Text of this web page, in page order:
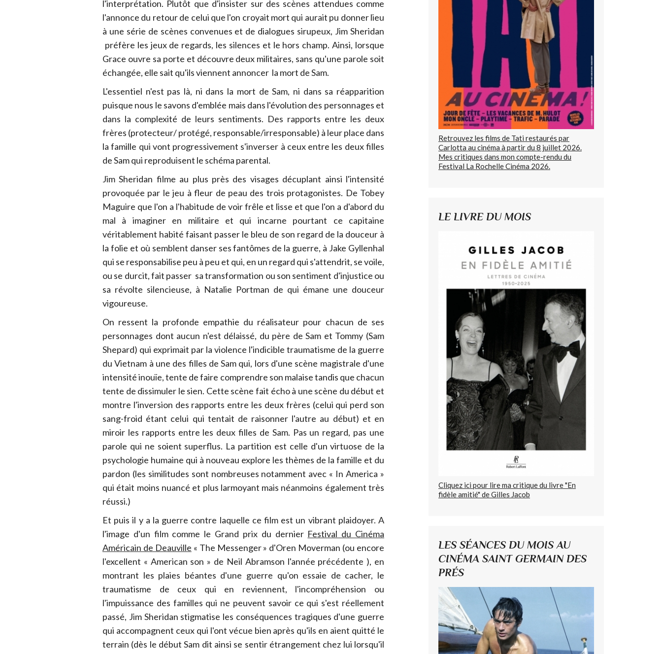
l'interprétation. Plutôt que d'insister sur des scènes attendues comme
l'annonce du retour de celui que l'on croyait mort qui aurait pu donner lieu
à une série de scènes convenues et de dialogues sirupeux, Jim Sheridan
préfère les jeux de regards, les silences et le hors champ. Ainsi, lorsque
Grace ouvre sa porte et découvre deux militaires, sans qu'une parole soit
échangée, elle sait qu'ils viennent annoncer la mort de Sam.
L'essentiel n'est pas là, ni dans la mort de Sam, ni dans sa réapparition
puisque nous le savons d'emblée mais dans l'évolution des personnages et
dans la complexité de leurs sentiments. Des rapports entre les deux
frères (protecteur/ protégé, responsable/irresponsable) à leur place dans
la famille qui vont progressivement s'inverser à ceux entre les deux filles
de Sam qui reproduisent le schéma parental.
Jim Sheridan filme au plus près des visages décuplant ainsi l'intensité
provoquée par le jeu à fleur de peau des trois protagonistes. De Tobey
Maguire que l'on a l'habitude de voir frêle et lisse et que l'on a d'abord du
mal à imaginer en militaire et qui incarne pourtant ce capitaine
véritablement habité faisant passer le bleu de son regard de la douceur à
la folie et où semblent danser ses fantômes de la guerre, à Jake Gyllenhal
qui se responsabilise peu à peu et qui, en un regard qui s'attendrit, se voile,
ou se durcit, fait passer sa transformation ou son sentiment d'injustice ou
sa révolte silencieuse, à Natalie Portman de qui émane une douceur
vigoureuse.
On ressent la profonde empathie du réalisateur pour chacun de ses
personnages dont aucun n'est délaissé, du père de Sam et Tommy (Sam
Shepard) qui exprimait par la violence l'indicible traumatisme de la guerre
du Vietnam à une des filles de Sam qui, lors d'une scène magistrale d'une
intensité inouïe, tente de faire comprendre son malaise tandis que chacun
tente de dissimuler le sien. Cette scène fait écho à une scène du début et
montre l'inversion des rapports entre les deux frères (celui qui perd son
sang-froid étant celui qui tentait de raisonner l'autre au début) et en
miroir les rapports entre les deux filles de Sam. Pas un regard, pas une
parole qui ne soient superflus. La partition est celle d'un virtuose de la
psychologie humaine qui à nouveau explore les thèmes de la famille et du
pardon (les similitudes sont nombreuses notamment avec « In America »
qui était moins nuancé et plus larmoyant mais néanmoins également très
réussi.)
Et puis il y a la guerre contre laquelle ce film est un vibrant plaidoyer. A
l'image d'un film comme le Grand prix du dernier Festival du Cinéma
Américain de Deauville « The Messenger » d'Oren Moverman (ou encore
l'excellent « American son » de Neil Abramson l'année précédente ), en
montrant les plaies béantes d'une guerre qu'on essaie de cacher, le
traumatisme de ceux qui en reviennent, l'incompréhension ou
l'impuissance des familles qui ne peuvent savoir ce qui s'est réellement
passé, Jim Sheridan stigmatise les conséquences tragiques d'une guerre
qui accompagnent ceux qui l'ont vécue bien après qu'ils en aient quitté le
terrain (dès le début Sam dit ainsi se sentir étrangement chez lui lorsqu'il
Retrouvez les films de Tati restaurés par
Carlotta au cinéma à partir du 8 juillet 2026.
Mes critiques dans mon compte-rendu du
Festival La Rochelle Cinéma 2026.
LE LIVRE DU MOIS
Cliquez ici pour lire ma critique du livre "En
fidèle amitié" de Gilles Jacob
LES SÉANCES DU MOIS AU
CINÉMA SAINT GERMAIN DES
PRÉS